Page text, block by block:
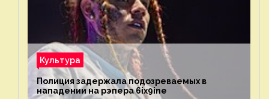
Культура
Полиция задержала подозреваемых в
нападении на рэпера 6ix9ine